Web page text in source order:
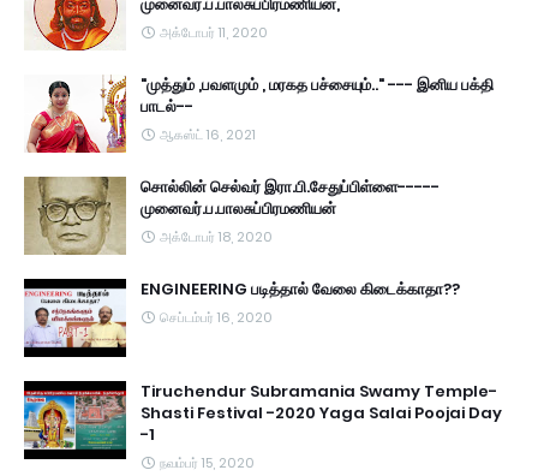
அக்டோபர் 11, 2020
"முத்தும் ,பவளமும் , மரகத பச்சையும்.." --- இனிய பக்தி
பாடல்--
ஆகஸ்ட் 16, 2021
சொல்லின் செல்வர் இரா.பி.சேதுப்பிள்ளை-----
முனைவர்.ப.பாலசுப்பிரமணியன்
அக்டோபர் 18, 2020
ENGINEERING படித்தால் வேலை கிடைக்காதா??
செப்டம்பர் 16, 2020
Tiruchendur Subramania Swamy Temple-
Shasti Festival -2020 Yaga Salai Poojai Day
-1
நவம்பர் 15, 2020